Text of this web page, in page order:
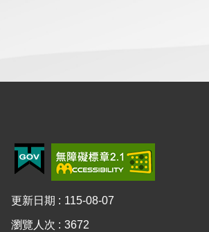
更新日期 115-08-07
瀏覽人次 3672